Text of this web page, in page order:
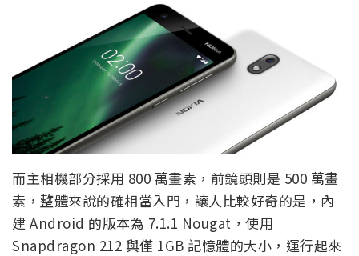
而主相機部分採用 800 萬畫素，前鏡頭則是 500 萬畫
素，整體來說的確相當入門，讓人比較好奇的是，內
建 Android 的版本為 7.1.1 Nougat，使用
Snapdragon 212 與僅 1GB 記憶體的大小，運行起來